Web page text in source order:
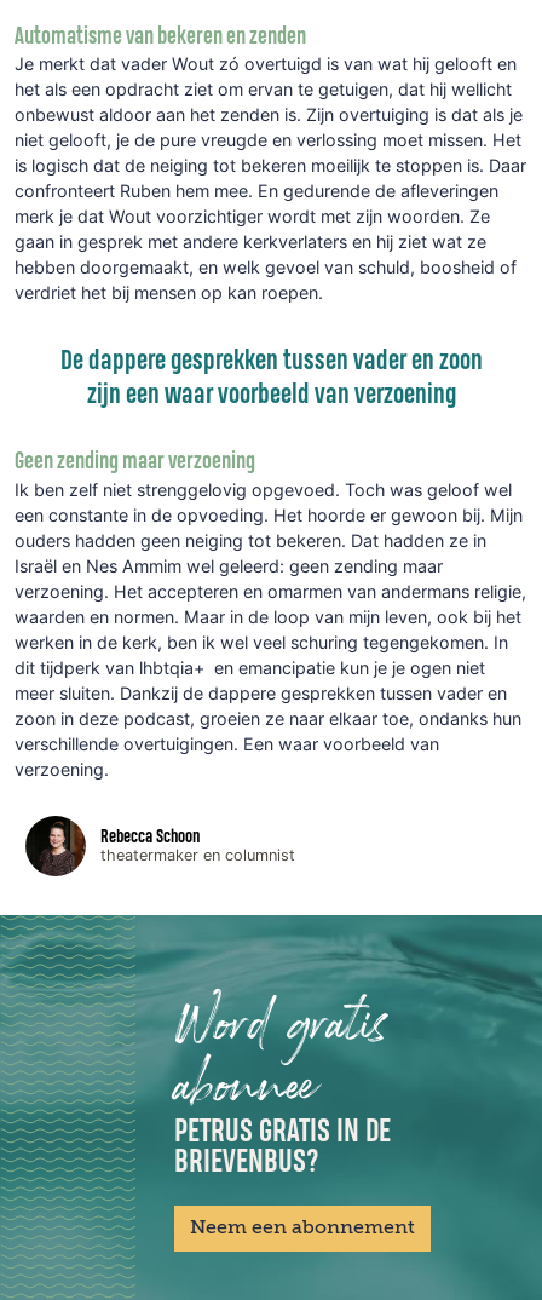
Automatisme van bekeren en zenden
Je merkt dat vader Wout zó overtuigd is van wat hij gelooft en
het als een opdracht ziet om ervan te getuigen, dat hij wellicht
onbewust aldoor aan het zenden is. Zijn overtuiging is dat als je
niet gelooft, je de pure vreugde en verlossing moet missen. Het
is logisch dat de neiging tot bekeren moeilijk te stoppen is. Daar
confronteert Ruben hem mee. En gedurende de afleveringen
merk je dat Wout voorzichtiger wordt met zijn woorden. Ze
gaan in gesprek met andere kerkverlaters en hij ziet wat ze
hebben doorgemaakt, en welk gevoel van schuld, boosheid of
verdriet het bij mensen op kan roepen.
De dappere gesprekken tussen vader en zoon
zijn een waar voorbeeld van verzoening
Geen zending maar verzoening
Ik ben zelf niet strenggelovig opgevoed. Toch was geloof wel
een constante in de opvoeding. Het hoorde er gewoon bij. Mijn
ouders hadden geen neiging tot bekeren. Dat hadden ze in
Israël en Nes Ammim wel geleerd: geen zending maar
verzoening. Het accepteren en omarmen van andermans religie,
waarden en normen. Maar in de loop van mijn leven, ook bij het
werken in de kerk, ben ik wel veel schuring tegengekomen. In
dit tijdperk van lhbtqia+ en emancipatie kun je je ogen niet
meer sluiten. Dankzij de dappere gesprekken tussen vader en
zoon in deze podcast, groeien ze naar elkaar toe, ondanks hun
verschillende overtuigingen. Een waar voorbeeld van
verzoening.
Rebecca Schoon
theatermaker en columnist
Word gratis
abonnee
PETRUS GRATIS IN DE
BRIEVENBUS?
Neem een abonnement